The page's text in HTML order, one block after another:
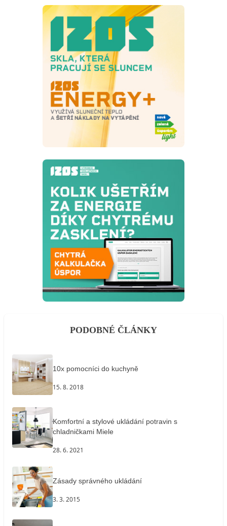
PODOBNÉ ČLÁNKY
10x pomocníci do kuchyně
15. 8. 2018
Komfortní a stylové ukládání potravin s
chladničkami Miele
28. 6. 2021
Zásady správného ukládání
3. 3. 2015